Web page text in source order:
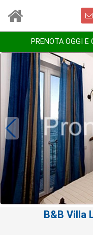
PRENOTA OGGI E
B&B Villa